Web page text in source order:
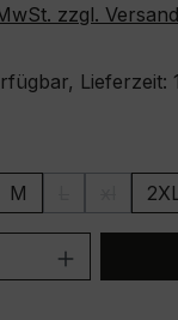
zzgl.
Lieferzeit:
M
(Diese(Diese
Anzahl: